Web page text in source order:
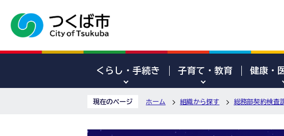
くらし・手続き 子育て・教育 健康・
現在のページ ホーム 組織から探す 総務部契約検査